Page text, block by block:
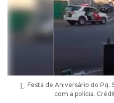
Festa de Aniversário do Pq.
com a polícia.